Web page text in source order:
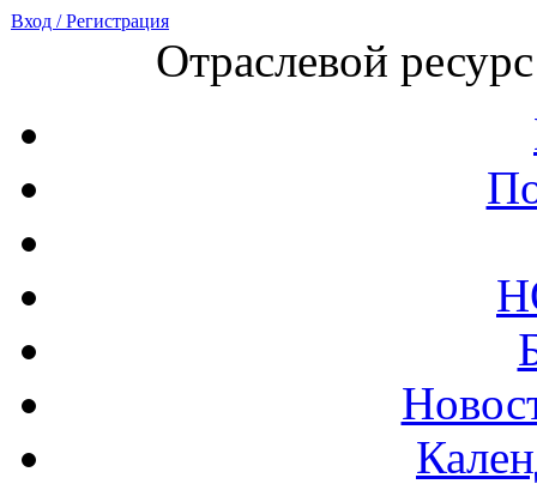
Вход / Регистрация
Отраслевой